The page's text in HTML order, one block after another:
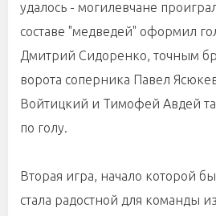
удалось - могилевчане
составе "медведей" оформил
Дмитрий Сидоренко, точным
ворота соперника Павел
Войтицкий и Тимофей Авдей
по голу.
Вторая игра, начало которой
стала радостной для команды